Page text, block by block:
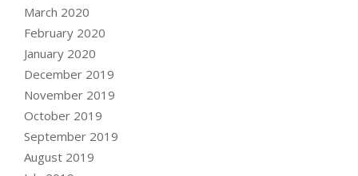
March 2020
February 2020
January 2020
December 2019
November 2019
October 2019
September 2019
August 2019